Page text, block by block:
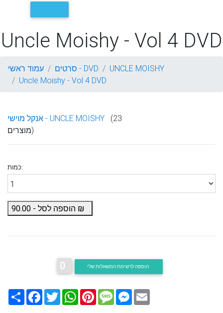
Uncle Moishy - Vol 4 DVD
עמוד ראשי סרטים - DVD
UNCLE MOISHY
Uncle Moishy - Vol 4 DVD
אנקל מוישי - UNCLE MOISHY (23
מוצרים)
כמות:
הוספה לסל - 90.00
0
שתף Facebook
TwitterWhatsApp
PinterestMessageMessenger